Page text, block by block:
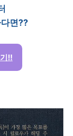
면??
!!